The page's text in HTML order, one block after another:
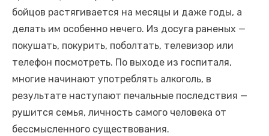
бойцов растягивается на месяцы и даже годы, а
делать им особенно нечего. Из досуга раненых —
покушать, покурить, поболтать, телевизор или
телефон посмотреть. По выходе из госпиталя,
многие начинают употреблять алкоголь, в
результате наступают печальные последствия —
рушится семья, личность самого человека от
бессмысленного существования.